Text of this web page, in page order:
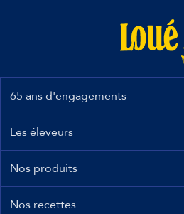
65 ans d'engagements
Les éleveurs
Nos produits
Nos recettes